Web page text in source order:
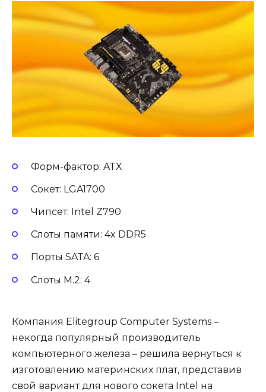
Форм-фактор: ATX
Сокет: LGA1700
Чипсет: Intel Z790
Слоты памяти: 4x DDR5
Порты SATA: 6
Слоты M.2: 4
Компания Elitegroup Computer Systems –
некогда популярный производитель
компьютерного железа – решила вернуться к
изготовлению материнских плат, представив
свой вариант для нового сокета Intel на